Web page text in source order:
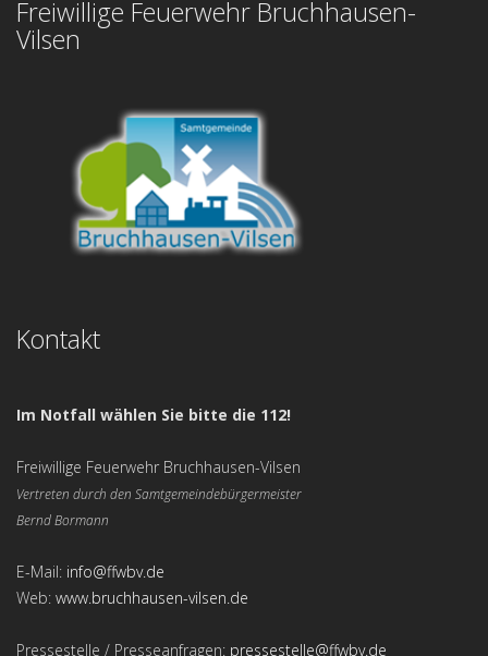
Freiwillige Feuerwehr Bruchhausen-
Vilsen
Kontakt
Im Notfall wählen Sie bitte die 112!
Freiwillige Feuerwehr Bruchhausen-Vilsen
Vertreten durch den Samtgemeindebürgermeister
Bernd Bormann
E-Mail: info@ffwbv.de
Web: www.bruchhausen-vilsen.de
Pressestelle / Presseanfragen: pressestelle@ffwbv.de